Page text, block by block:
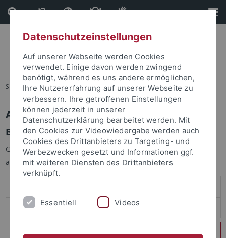
Direkt
zum
Inhalt
Direkt
zur
Fußleiste
Sie sind hier: Startseite
Anmelden
Benutzeranmeldung
Geben Sie Ihren Benutzernamen und Ihr Passwort an um sich
anzumelden:
Datenschutzeinstellungen
Auf unserer Webseite werden Cookies
verwendet. Einige davon werden zwingend
benötigt, während es uns andere ermöglichen,
Ihre Nutzererfahrung auf unserer Webseite zu
verbessern. Ihre getroffenen Einstellungen
können jederzeit in unserer
Datenschutzerklärung bearbeitet werden. Mit
den Cookies zur Videowiedergabe werden auch
Cookies des Drittanbieters zu Targeting- und
Werbezwecken gesetzt und Informationen ggf.
mit weiteren Diensten des Drittanbieters
verknüpft.
Essentiell Videos